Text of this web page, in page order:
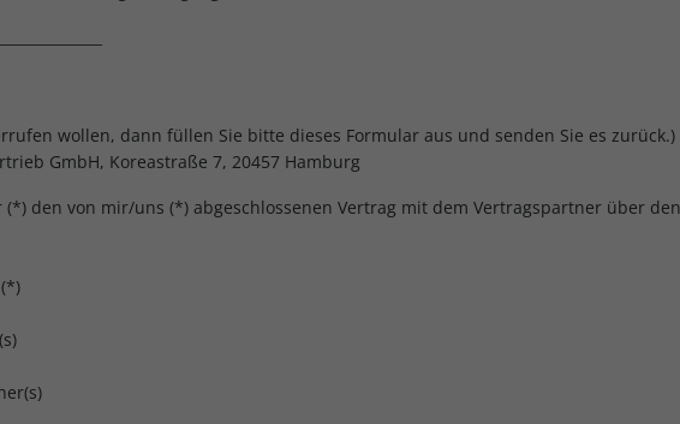
wollen, dann füllen Sie bitte dieses Formular aus und senden Sie es zurück.)
GmbH, Koreastraße 7, 20457 Hamburg
den von mir/uns (*) abgeschlossenen Vertrag mit dem Vertragspartner über